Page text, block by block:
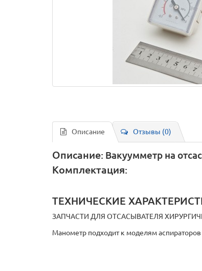
Описание Отзывы (0)
Описание: Вакуумметр на
Комплектация:
ТЕХНИЧЕСКИЕ
ЗАПЧАСТИ ДЛЯ ОТСАСЫВАТЕЛЯ
Манометр подходит к моделям аспираторов